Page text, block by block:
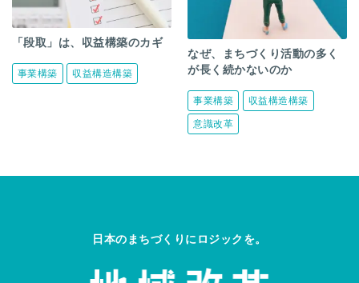
「段取」は、収益構築のカギ
事業構築 収益構造構築
なぜ、まちづくり活動の多く
が長く続かないのか
事業構築 収益構造構築
意識改革
日本のまちづくりにロジックを。